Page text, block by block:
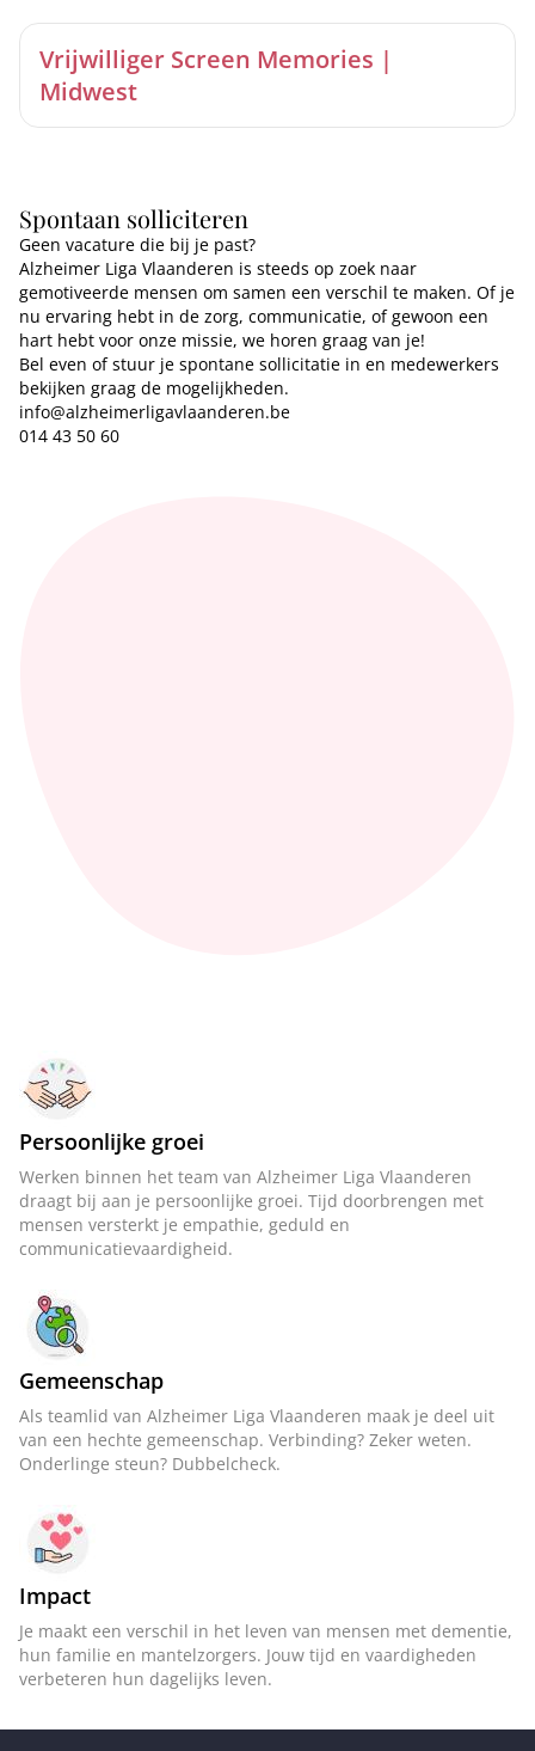
Vrijwilliger Screen Memories |
Midwest
Spontaan solliciteren
Geen vacature die bij je past?
Alzheimer Liga Vlaanderen is steeds op zoek naar
gemotiveerde mensen om samen een verschil te maken. Of je
nu ervaring hebt in de zorg, communicatie, of gewoon een
hart hebt voor onze missie, we horen graag van je!
Bel even of stuur je spontane sollicitatie in en medewerkers
bekijken graag de mogelijkheden.
info@alzheimerligavlaanderen.be
014 43 50 60
Persoonlijke groei
Werken binnen het team van Alzheimer Liga Vlaanderen
draagt bij aan je persoonlijke groei. Tijd doorbrengen met
mensen versterkt je empathie, geduld en
communicatievaardigheid.
Gemeenschap
Als teamlid van Alzheimer Liga Vlaanderen maak je deel uit
van een hechte gemeenschap. Verbinding? Zeker weten.
Onderlinge steun? Dubbelcheck.
Impact
Je maakt een verschil in het leven van mensen met dementie,
hun familie en mantelzorgers. Jouw tijd en vaardigheden
verbeteren hun dagelijks leven.